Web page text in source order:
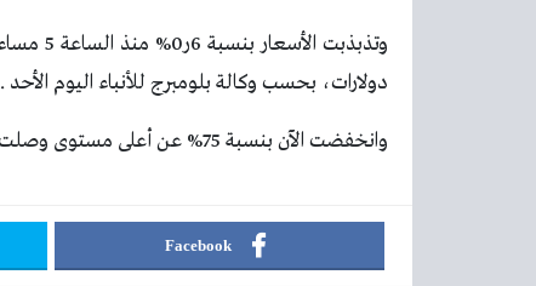
دولارات، بحسب وكالة بلومبرج للأنباء اليوم الأحد .
وانخفضت الآن بنسبة 75% عن أعلى مستوى وصلت إليه في 10 نوفمبر 2021 عندما بلغت قيمتها 68 ألفا و992 دولار.
Facebook